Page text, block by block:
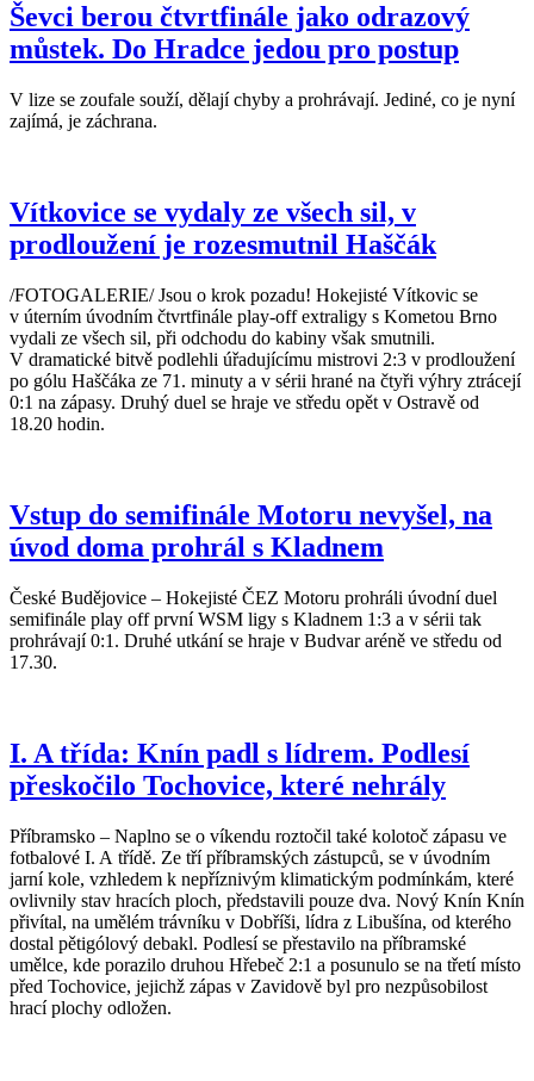
Ševci berou čtvrtfinále jako odrazový
můstek. Do Hradce jedou pro postup
V lize se zoufale souží, dělají chyby a prohrávají. Jediné, co je nyní
zajímá, je záchrana.
Vítkovice se vydaly ze všech sil, v
prodloužení je rozesmutnil Haščák
/FOTOGALERIE/ Jsou o krok pozadu! Hokejisté Vítkovic se
v úterním úvodním čtvrtfinále play-off extraligy s Kometou Brno
vydali ze všech sil, při odchodu do kabiny však smutnili.
V dramatické bitvě podlehli úřadujícímu mistrovi 2:3 v prodloužení
po gólu Haščáka ze 71. minuty a v sérii hrané na čtyři výhry ztrácejí
0:1 na zápasy. Druhý duel se hraje ve středu opět v Ostravě od
18.20 hodin.
Vstup do semifinále Motoru nevyšel, na
úvod doma prohrál s Kladnem
České Budějovice – Hokejisté ČEZ Motoru prohráli úvodní duel
semifinále play off první WSM ligy s Kladnem 1:3 a v sérii tak
prohrávají 0:1. Druhé utkání se hraje v Budvar aréně ve středu od
17.30.
I. A třída: Knín padl s lídrem. Podlesí
přeskočilo Tochovice, které nehrály
Příbramsko – Naplno se o víkendu roztočil také kolotoč zápasu ve
fotbalové I. A třídě. Ze tří příbramských zástupců, se v úvodním
jarní kole, vzhledem k nepříznivým klimatickým podmínkám, které
ovlivnily stav hracích ploch, představili pouze dva. Nový Knín Knín
přivítal, na umělém trávníku v Dobříši, lídra z Libušína, od kterého
dostal pětigólový debakl. Podlesí se přestavilo na příbramské
umělce, kde porazilo druhou Hřebeč 2:1 a posunulo se na třetí místo
před Tochovice, jejichž zápas v Zavidově byl pro nezpůsobilost
hrací plochy odložen.